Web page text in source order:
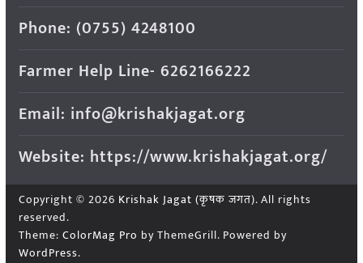
Phone: (0755) 4248100
Farmer Help Line- 6262166222
Email: info@krishakjagat.org
Website: https://www.krishakjagat.org/
Copyright © 2026 Krishak Jagat (कृषक जगत). All rights
reserved.
Theme: ColorMag Pro by ThemeGrill. Powered by
WordPress.